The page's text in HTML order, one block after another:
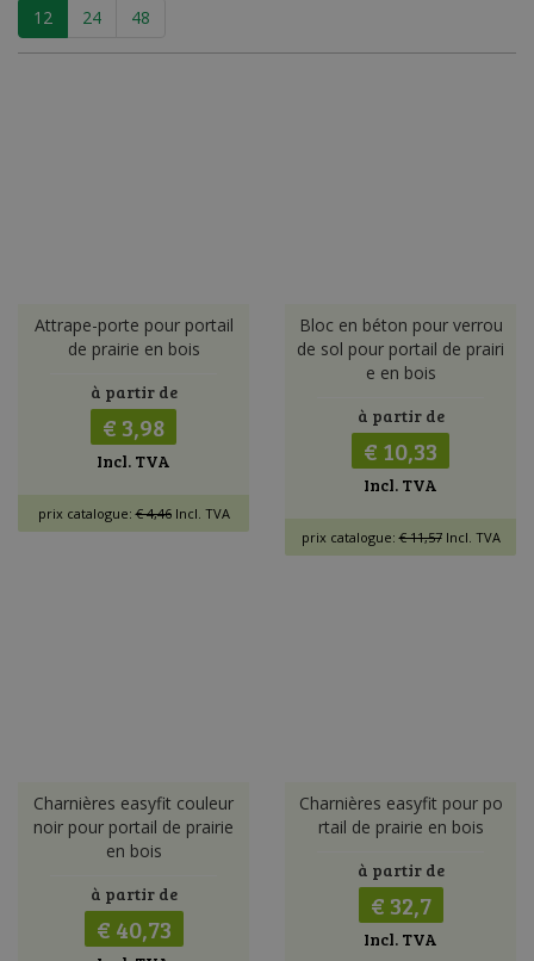
12 24 48
Attrape-porte pour portail
de prairie en bois
à partir de
€ 3,98
Incl. TVA
prix catalogue:€ 4,46Incl. TVA
Bloc en béton pour verrou
de sol pour portail de prairi
e en bois
à partir de
€ 10,33
Incl. TVA
prix catalogue:€ 11,57Incl. TVA
Charnières easyfit couleur
noir pour portail de prairie
en bois
à partir de
€ 40,73
Charnières easyfit pour po
rtail de prairie en bois
à partir de
€ 32,7
Incl. TVA